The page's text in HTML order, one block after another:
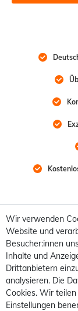
Wir verwenden
Website und
Besucher:innen
Inhalte und
Drittanbietern
analysieren. Die
Cookies. Wir
Einstellungen